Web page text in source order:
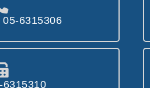
05-6315306
6315310